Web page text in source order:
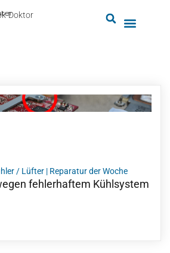
Doktor
/ Lüfter | Reparatur der Woche
fehlerhaftem Kühlsystem